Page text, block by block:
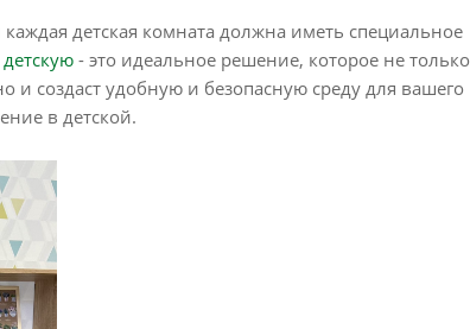
детская комната должна иметь специальное
- это идеальное решение, которое не только
и создаст удобную и безопасную среду для вашего
в детской.